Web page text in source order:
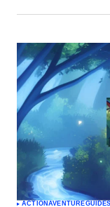
ACTIONAVENTURE